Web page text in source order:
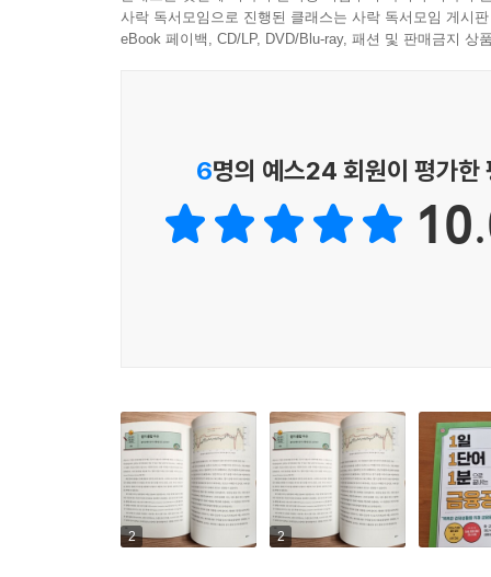
“빨리 많이 대출받을 수만 있으면 좋은 것 아닌가
궁금증 해결은 물론 잘못된 상식을 바로잡아 ‘금융
발전해온 역사와 국내외에서 일어난 중요한 금
5장에서는 뉴스에서 종종 볼 수 있는 다양한 금
가지 유형의 금융 기관들을 속속들이 살펴본다.
미국 연방준비제도 의장을 지낸 앨런 그린스펀
열심히 일해서 차곡차곡 저축하는 것만이 미덕
부의 격차를 좁히기 어렵고 말 그대로 ‘생존’의
관심을 가지고 공부해야만 얻을 수 있는 지식이
시작해야 할 시기에 큰 힘이 될 것이다. 금융 공부
사락 독서모임으로 진행된 클래스는 사락 독서모임 게시
eBook 페이백, CD/LP, DVD/Blu-ray, 패션 및 판매금지 상
6명의 예스24 회원이 평가한
2 2